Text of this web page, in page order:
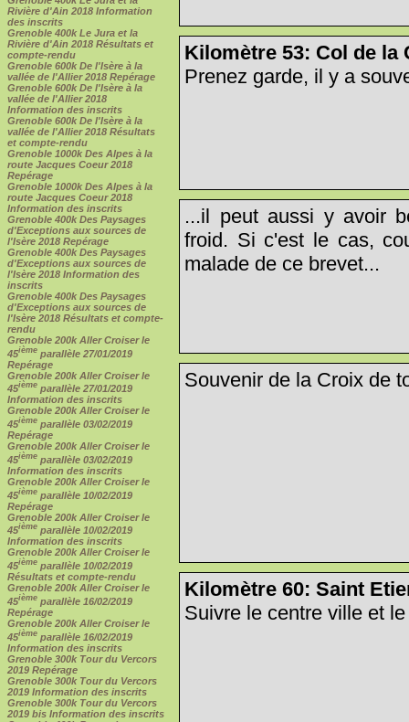
Rivière d'Ain 2018 Information
des inscrits
Grenoble 400k Le Jura et la
Rivière d'Ain 2018 Résultats et
compte-rendu
Grenoble 600k De l'Isère à la
vallée de l'Allier 2018 Repérage
Grenoble 600k De l'Isère à la
vallée de l'Allier 2018
Information des inscrits
Grenoble 600k De l'Isère à la
vallée de l'Allier 2018 Résultats
et compte-rendu
Grenoble 1000k Des Alpes à la
route Jacques Coeur 2018
Repérage
Grenoble 1000k Des Alpes à la
route Jacques Coeur 2018
Information des inscrits
Grenoble 400k Des Paysages
d'Exceptions aux sources de
l'Isère 2018 Repérage
Grenoble 400k Des Paysages
d'Exceptions aux sources de
l'Isère 2018 Information des
inscrits
Grenoble 400k Des Paysages
d'Exceptions aux sources de
l'Isère 2018 Résultats et compte-
rendu
Grenoble 200k Aller Croiser le
45ième parallèle 27/01/2019
Repérage
Grenoble 200k Aller Croiser le
45ième parallèle 27/01/2019
Information des inscrits
Grenoble 200k Aller Croiser le
45ième parallèle 03/02/2019
Repérage
Grenoble 200k Aller Croiser le
45ième parallèle 03/02/2019
Information des inscrits
Grenoble 200k Aller Croiser le
45ième parallèle 10/02/2019
Repérage
Grenoble 200k Aller Croiser le
45ième parallèle 10/02/2019
Information des inscrits
Grenoble 200k Aller Croiser le
45ième parallèle 10/02/2019
Résultats et compte-rendu
Grenoble 200k Aller Croiser le
45ième parallèle 16/02/2019
Repérage
Grenoble 200k Aller Croiser le
45ième parallèle 16/02/2019
Information des inscrits
Grenoble 300k Tour du Vercors
2019 Repérage
Grenoble 300k Tour du Vercors
2019 Information des inscrits
Grenoble 300k Tour du Vercors
2019 bis Information des inscrits
Kilomètre 53: Col de la
Prenez garde, il y a
...il peut aussi y avoir
froid. Si c'est le cas,
malade de ce brevet...
Souvenir de la Croix de
Kilomètre 60: Saint
Suivre le centre ville et